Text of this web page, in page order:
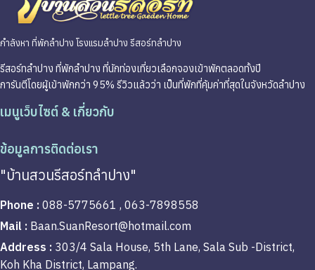
กำลังหา ที่พักลำปาง โรงแรมลำปาง รีสอร์ทลำปาง
รีสอร์ทลำปาง ที่พักลำปาง ที่นักท่องเที่ยวเลือกจองเข้าพักตลอดทั้งปี
การันตีโดยผู้เข้าพักกว่า 95% รีวิวแล้วว่า เป็นที่พักที่คุ้มค่าที่สุดในจังหวัดลำปาง
เมนูเว็บไซต์ & เกี่ยวกับ
ข้อมูลการติดต่อเรา
"บ้านสวนรีสอร์ทลำปาง"
Phone : 088-5775661 , 063-7898558
Mail : Baan.SuanResort@hotmail.com
Address : 303/4 Sala House, 5th Lane, Sala Sub -District,
Koh Kha District, Lampang.